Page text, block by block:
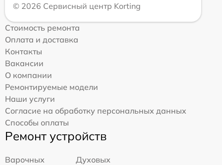
© 2026 Сервисный центр Korting
Стоимость ремонта
Оплата и доставка
Контакты
Вакансии
О компании
Ремонтируемые модели
Наши услуги
Согласие на обработку персональных данных
Способы оплаты
Ремонт устройств
Варочных
Духовых